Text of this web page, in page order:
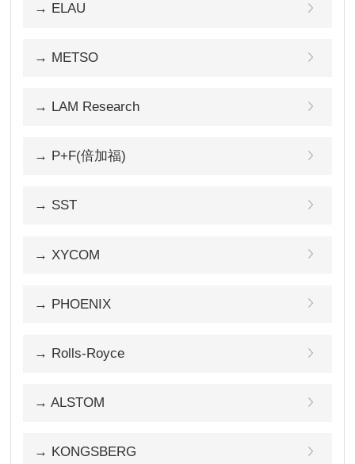
→ ELAU
→ METSO
→ LAM Research
→ P+F(倍加福)
→ SST
→ XYCOM
→ PHOENIX
→ Rolls-Royce
→ ALSTOM
→ KONGSBERG